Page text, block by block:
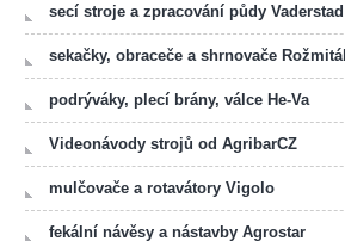
secí stroje a zpracování půdy Vaderstad
sekačky, obraceče a shrnovače Rožmitál
podrýváky, plecí brány, válce He-Va
Videonávody strojů od AgribarCZ
mulčovače a rotavátory Vigolo
fekální návěsy a nástavby Agrostar